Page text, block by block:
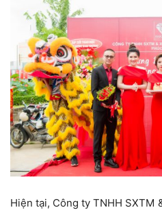
Hiện tại, Công ty TNHH SXTM